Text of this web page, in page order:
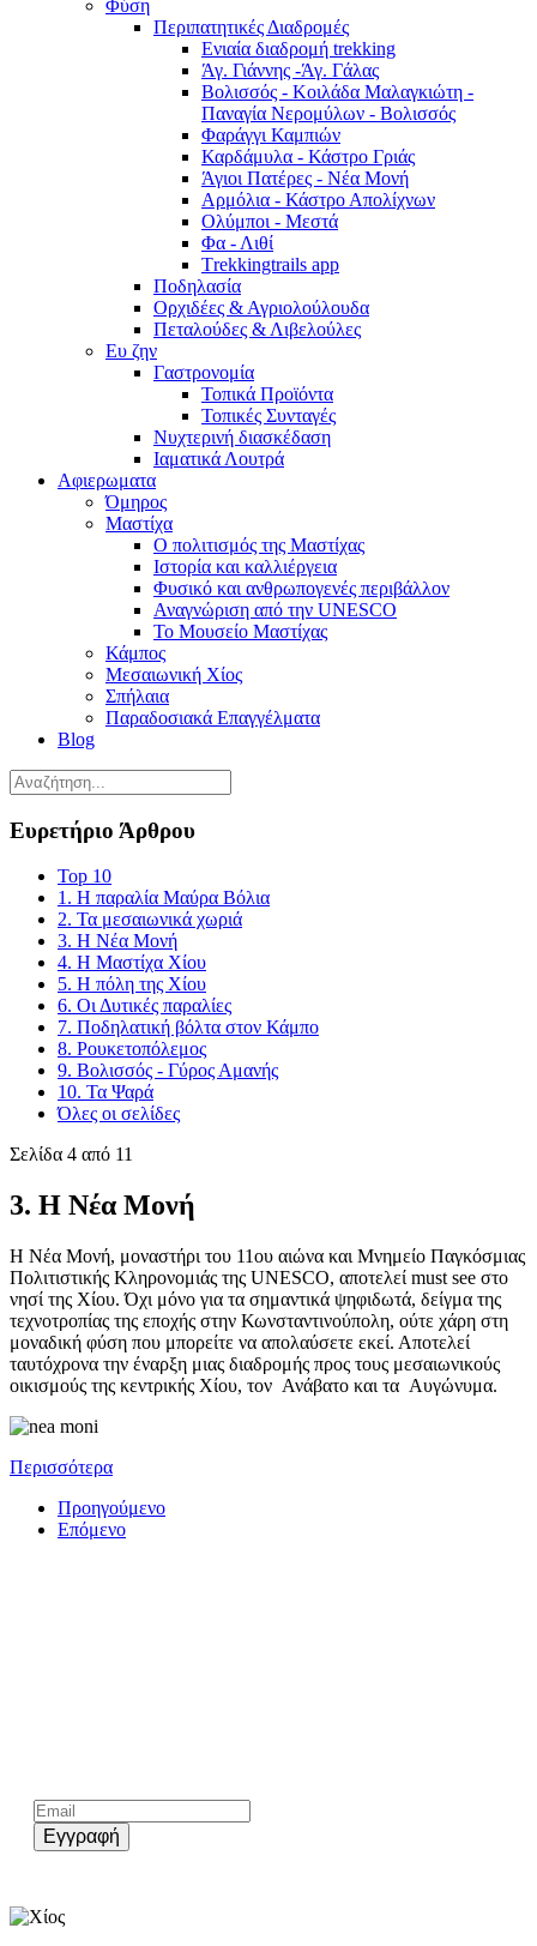
Φύση
Περιπατητικές Διαδρομές
Ενιαία διαδρομή trekking
Άγ. Γιάννης -Άγ. Γάλας
Βολισσός - Κοιλάδα Μαλαγκιώτη -
Παναγία Νερομύλων - Βολισσός
Φαράγγι Καμπιών
Καρδάμυλα - Κάστρο Γριάς
Άγιοι Πατέρες - Νέα Μονή
Αρμόλια - Κάστρο Απολίχνων
Ολύμποι - Μεστά
Φα - Λιθί
Τrekkingtrails app
Ποδηλασία
Ορχιδέες & Αγριολούλουδα
Πεταλούδες & Λιβελούλες
Ευ ζην
Γαστρονομία
Τοπικά Προϊόντα
Τοπικές Συνταγές
Νυχτερινή διασκέδαση
Ιαματικά Λουτρά
Αφιερωματα
Όμηρος
Μαστίχα
Ο πολιτισμός της Μαστίχας
Ιστορία και καλλιέργεια
Φυσικό και ανθρωπογενές περιβάλλον
Αναγνώριση από την UNESCO
Το Μουσείο Μαστίχας
Κάμπος
Μεσαιωνική Χίος
Σπήλαια
Παραδοσιακά Επαγγέλματα
Blog
Ευρετήριο Άρθρου
Top 10
1. Η παραλία Μαύρα Βόλια
2. Τα μεσαιωνικά χωριά
3. Η Νέα Μονή
4. Η Μαστίχα Χίου
5. Η πόλη της Χίου
6. Οι Δυτικές παραλίες
7. Ποδηλατική βόλτα στον Κάμπο
8. Ρουκετοπόλεμος
9. Βολισσός - Γύρος Αμανής
10. Τα Ψαρά
Όλες οι σελίδες
Σελίδα 4 από 11
3. Η Νέα Μονή
Η Νέα Μονή, μοναστήρι του 11ου αιώνα και Μνημείο Παγκόσμιας
Πολιτιστικής Κληρονομιάς της UNESCO, αποτελεί must see στο
νησί της Χίου. Όχι μόνο για τα σημαντικά ψηφιδωτά, δείγμα της
τεχνοτροπίας της εποχής στην Κωνσταντινούπολη, ούτε χάρη στη
μοναδική φύση που μπορείτε να απολαύσετε εκεί. Αποτελεί
ταυτόχρονα την έναρξη μιας διαδρομής προς τους μεσαιωνικούς
οικισμούς της κεντρικής Χίου, τον Ανάβατο και τα Αυγώνυμα.
Περισσότερα
Προηγούμενο
Επόμενο
Εγγραφή